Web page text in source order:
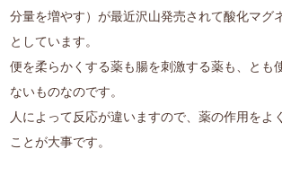
分量を増やす）が最近沢山発売されて酸化マグ
としています。
便を柔らかくする薬も腸を刺激する薬も、とも
ないものなのです。
人によって反応が違いますので、薬の作用をよ
ことが大事です。